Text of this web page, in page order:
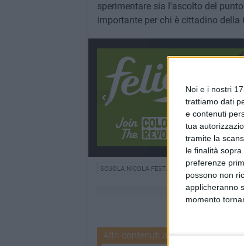
Noi e i nostri
trattiamo dati
e contenuti
tua
tramite la
le finalità
preferenze
possono non
applicheranno
momento
sperimentare sia l'ascolto del
importante per chi è cittadino
SCUOLA NICOLA FESTA
Altri contenuti a tema